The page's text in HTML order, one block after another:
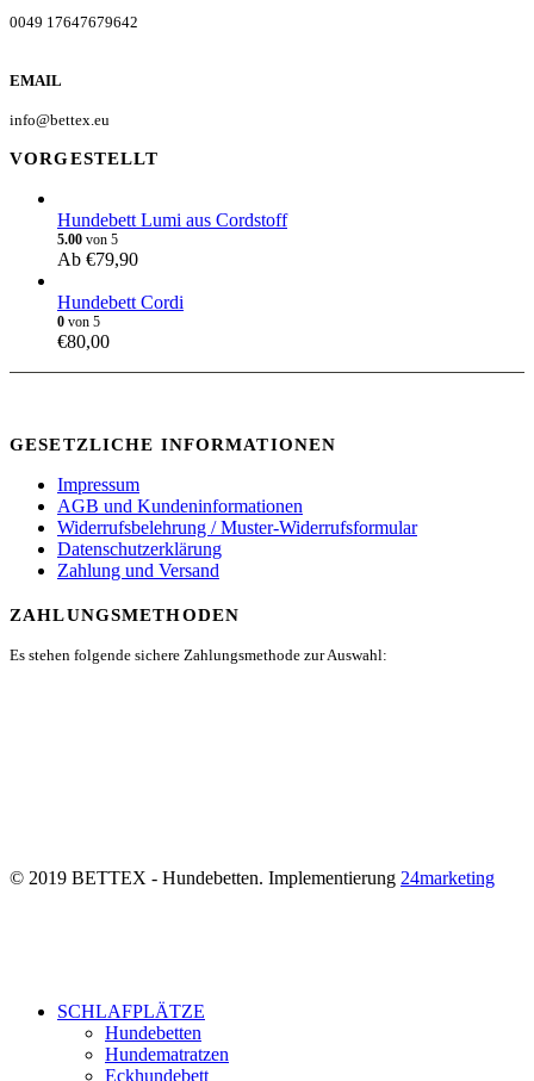
0049 17647679642
EMAIL
info@bettex.eu
VORGESTELLT
Hundebett Lumi aus Cordstoff
5.00 von 5
Ab €79,90
Hundebett Cordi
0 von 5
€80,00
GESETZLICHE INFORMATIONEN
Impressum
AGB und Kundeninformationen
Widerrufsbelehrung / Muster-Widerrufsformular
Datenschutzerklärung
Zahlung und Versand
ZAHLUNGSMETHODEN
Es stehen folgende sichere Zahlungsmethode zur Auswahl:
© 2019 BETTEX - Hundebetten. Implementierung 24marketing
SCHLAFPLÄTZE
Hundebetten
Hundematratzen
Eckhundebett